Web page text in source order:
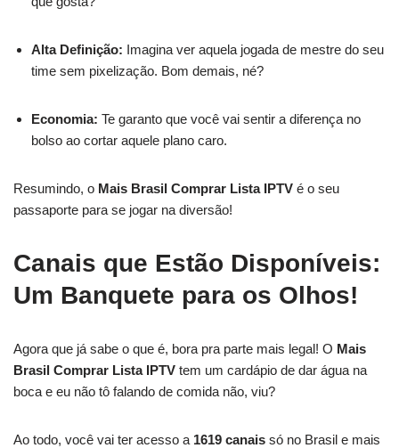
Alta Definição: Imagina ver aquela jogada de mestre do seu
time sem pixelização. Bom demais, né?
Economia: Te garanto que você vai sentir a diferença no
bolso ao cortar aquele plano caro.
Resumindo, o Mais Brasil Comprar Lista IPTV é o seu
passaporte para se jogar na diversão!
Canais que Estão Disponíveis:
Um Banquete para os Olhos!
Agora que já sabe o que é, bora pra parte mais legal! O Mais
Brasil Comprar Lista IPTV tem um cardápio de dar água na
boca e eu não tô falando de comida não, viu?
Ao todo, você vai ter acesso a 1619 canais só no Brasil e mais